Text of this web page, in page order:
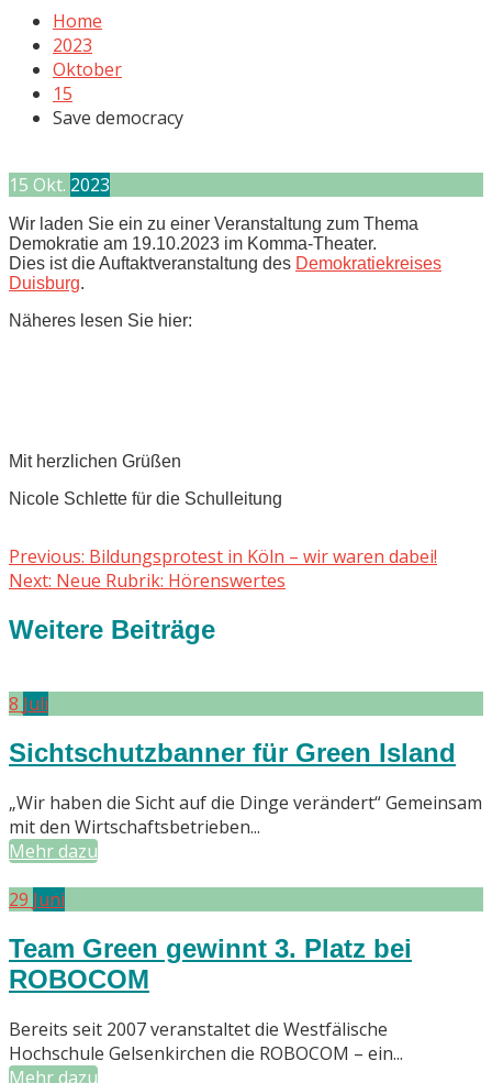
Home
2023
Oktober
15
Save democracy
15 Okt. 2023
Wir laden Sie ein zu einer Veranstaltung zum Thema
Demokratie am 19.10.2023 im Komma-Theater.
Dies ist die Auftaktveranstaltung des Demokratiekreises
Duisburg.
Näheres lesen Sie hier:
Mit herzlichen Grüßen
Nicole Schlette für die Schulleitung
Beitragsnavigation
Previous: Previous
post:
Bildungsprotest in Köln – wir waren dabei!
Next: Next
Neue Rubrik: Hörenswertes
Weitere Beiträge
8 Juli
Sichtschutzbanner für Green Island
„Wir haben die Sicht auf die Dinge verändert“ Gemeinsam
mit den Wirtschaftsbetrieben...
Mehr dazu
29 Juni
Team Green gewinnt 3. Platz bei
ROBOCOM
Bereits seit 2007 veranstaltet die Westfälische
Hochschule Gelsenkirchen die ROBOCOM – ein...
Mehr dazu